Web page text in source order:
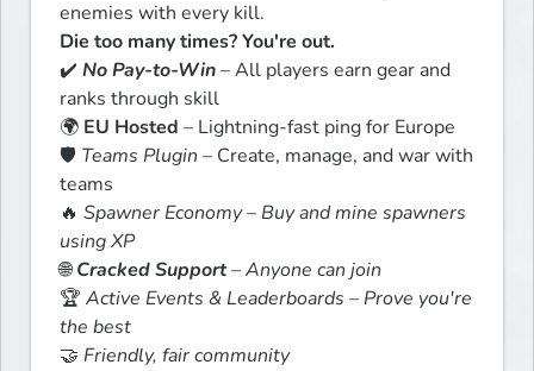
Die too many times? You're out.
✔️ No Pay-to-Win – All players earn gear and
ranks through skill
🌍 EU Hosted – Lightning-fast ping for Europe
🛡️ Teams Plugin – Create, manage, and war with
teams
🔥 Spawner Economy – Buy and mine spawners
using XP
🌐 Cracked Support – Anyone can join
🏆 Active Events & Leaderboards – Prove you're
the best
🤝 Friendly, fair community